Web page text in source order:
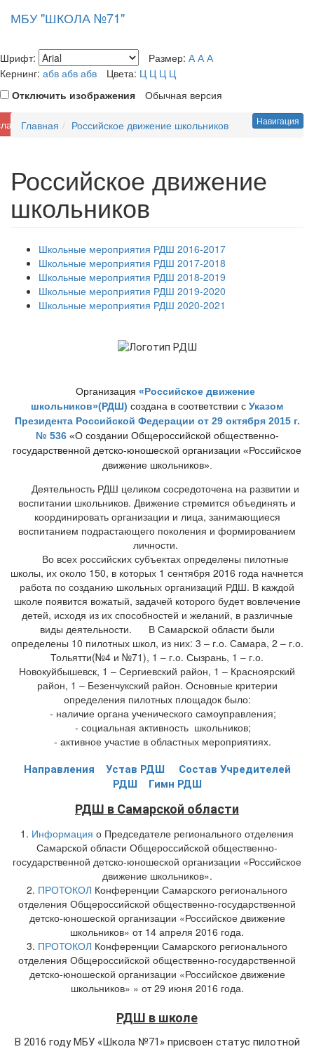
Шрифт: Размер: А А А
Кернинг: абв абв абв Цвета: Ц Ц Ц Ц
Отключить изображения
Обычная версия
МБУ "ШКОЛА №71"
Навигация
Главная Российское движение школьников
Российское движение
школьников
Школьные мероприятия РДШ 2016-2017
Школьные мероприятия РДШ 2017-2018
Школьные мероприятия РДШ 2018-2019
Школьные мероприятия РДШ 2019-2020
Школьные мероприятия РДШ 2020-2021
Организация «Российское движение
школьников»(РДШ) создана в соответствии с Указом
Президента Российской Федерации от 29 октября 2015 г.
№ 536«О создании Общероссийской общественно-
государственной детско-юношеской организации «Российское
движение школьников».
Деятельность РДШ целиком сосредоточена на развитии и
воспитании школьников. Движение стремится объединять и
координировать организации и лица, занимающиеся
воспитанием подрастающего поколения и формированием
личности.
Во всех российских субъектах определены пилотные
школы, их около 150, в которых 1 сентября 2016 года начнется
работа по созданию школьных организаций РДШ. В каждой
школе появится вожатый, задачей которого будет вовлечение
детей, исходя из их способностей и желаний, в различные
виды деятельности.
В Самарской области были
определены 10 пилотных школ, из них: 3 – г.о. Самара, 2 – г.о.
Тольятти(№4 и №71), 1 – г.о. Сызрань, 1 – г.о.
Новокуйбышевск, 1 – Сергиевский район, 1 – Красноярский
район, 1 – Безенчукский район. Основные критерии
определения пилотных площадок было:
- наличие органа ученического самоуправления;
- социальная активность школьников;
- активное участие в областных мероприятиях.
Направления Устав РДШ
Состав Учредителей
РДШ
Гимн РДШ
РДШ в Самарской области
1. Информация о Председателе регионального отделения
Самарской области Общероссийской общественно-
государственной детско-юношеской организации «Российское
движение школьников».
2. ПРОТОКОЛ Конференции Самарского регионального
отделения Общероссийской общественно-государственной
детско-юношеской организации «Российское движение
школьников» от 14 апреля 2016 года.
3. ПРОТОКОЛ Конференции Самарского регионального
отделения Общероссийской общественно-государственной
детско-юношеской организации «Российское движение
школьников» » от 29 июня 2016 года.
РДШ в школе
В 2016 году МБУ «Школа №71» присвоен статус пилотной